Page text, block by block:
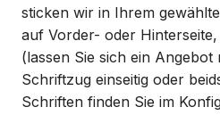
sticken wir in Ihrem
auf Vorder- oder
(lassen Sie sich ein Angebot
Schriftzug einseitig oder
Schriften finden Sie im